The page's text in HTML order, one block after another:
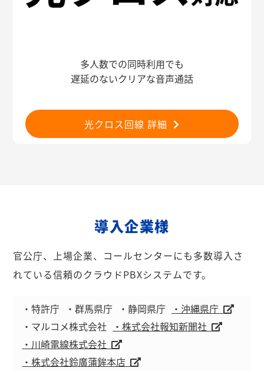
多人数での同時利用でも
遅延のないクリアな音声通話
光クロス回線 詳細
導入企業様
官公庁、上場企業、コールセンターにも多数導入さ
れている信頼のクラウドPBXシステムです。
・特許庁 ・群馬県庁 ・静岡県庁
・沖縄県庁
・マルコメ株式会社
・株式会社報知新聞社
・川崎電線株式会社
・株式会社鈴廣蒲鉾本店